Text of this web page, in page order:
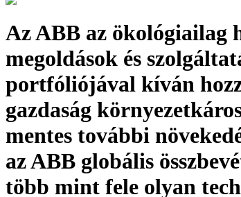
Az ABB az ökológiailag
megoldások és
portfóliójával kíván
gazdaság
mentes további
az ABB globális
több mint fele olyan